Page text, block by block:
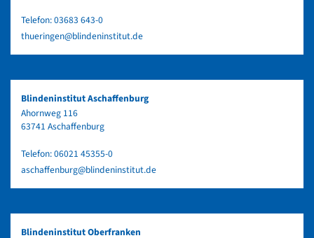
Telefon:03683 643-0
thueringen@blindeninstitut.de
Blindeninstitut Aschaffenburg
Ahornweg 116
63741 Aschaffenburg
Telefon:06021 45355-0
aschaffenburg@blindeninstitut.de
Blindeninstitut Oberfranken